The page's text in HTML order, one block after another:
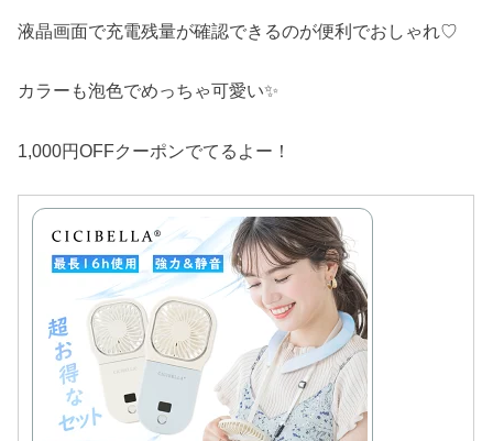
液晶画面で充電残量が確認できるのが便利でおしゃれ♡
カラーも泡色でめっちゃ可愛い✨
1,000円OFFクーポンでてるよー！